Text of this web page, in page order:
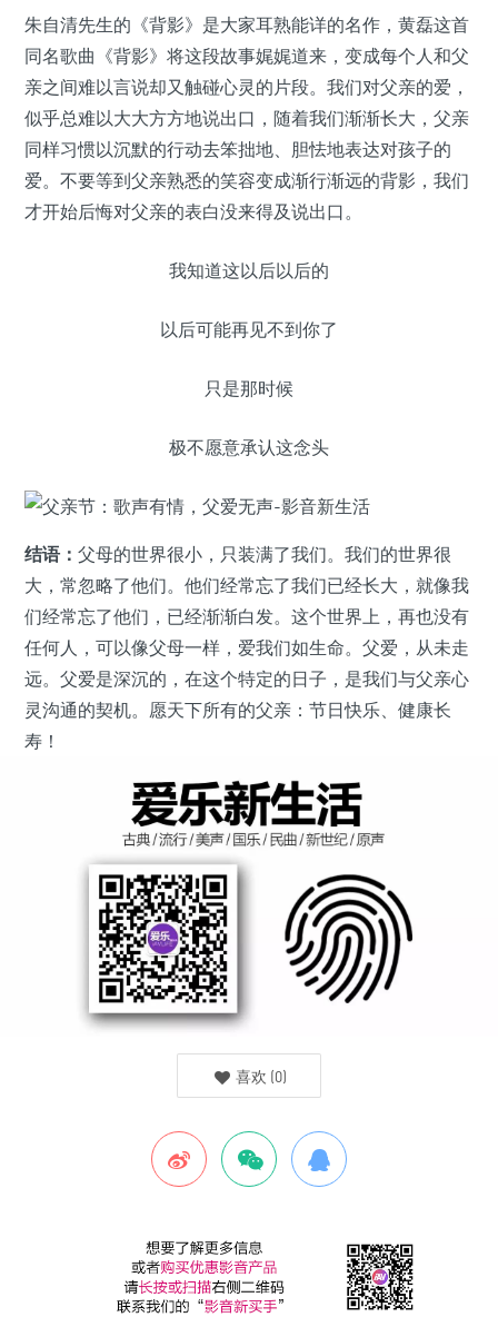
朱自清先生的《背影》是大家耳熟能详的名作，黄磊这首
同名歌曲《背影》将这段故事娓娓道来，变成每个人和父
亲之间难以言说却又触碰心灵的片段。我们对父亲的爱，
似乎总难以大大方方地说出口，随着我们渐渐长大，父亲
同样习惯以沉默的行动去笨拙地、胆怯地表达对孩子的
爱。不要等到父亲熟悉的笑容变成渐行渐远的背影，我们
才开始后悔对父亲的表白没来得及说出口。
我知道这以后以后的
以后可能再见不到你了
只是那时候
极不愿意承认这念头
结语： 父母的世界很小，只装满了我们。我们的世界很
大，常忽略了他们。他们经常忘了我们已经长大，就像我
们经常忘了他们，已经渐渐白发。这个世界上，再也没有
任何人，可以像父母一样，爱我们如生命。父爱，从未走
远。父爱是深沉的，在这个特定的日子，是我们与父亲心
灵沟通的契机。愿天下所有的父亲：节日快乐、健康长
寿！
喜欢 (0)